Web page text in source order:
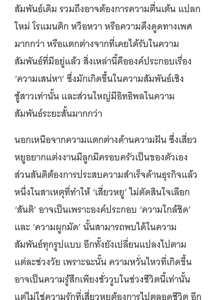
สัมพันธ์เดิม รวมถึงอาจต้องการความตื่นเต้น แปลก
ใหม่ โรแมนติก หวือหวา หรือความดึงดูดทางเพศ
มากกว่า หรือแตกต่างจากที่เคยได้รับในความ
สัมพันธ์ที่มีอยู่แล้ว สิ่งเหล่านี้คือองค์ประกอบเรื่อง
‘ความเสน่หา’ ซึ่งมักเกิดขึ้นในความสัมพันธ์เชิง
ชู้สาวเท่านั้น และส่วนใหญ่มีอิทธิพลในความ
สัมพันธ์ระยะสั้นมากกว่า
นอกเหนือจากความแตกต่างด้านความฝัน ซึ่งเสี่ยว
หยูอยากแต่งงานมีลูกมีครอบครัวเป็นของตัวเอง
ส่วนสันติต้องการประสบความสำเร็จด้านธุรกิจแล้ว
หนึ่งในสาเหตุที่ทำให้ ‘เสี่ยวหยู’ ไม่ตัดสินใจเลือก
‘สันติ’ อาจเป็นเพราะองค์ประกอบ ‘ความใกล้ชิด’
และ ‘ความผูกมัด’ นั้นสามารถพบได้ในความ
สัมพันธ์ทุกรูปแบบ อีกทั้งยังเปลี่ยนแปลงไปตาม
แต่ละช่วงวัย เพราะฉะนั้น ความหวั่นไหวที่เกิดขึ้น
อาจเป็นความรู้สึกเพียงชั่ววูบในช่วงชีวิตนี้เท่านั้น
แต่ไม่ใช่ความรักที่เสี่ยวหยูต้องการไปตลอดชีวิต อีก